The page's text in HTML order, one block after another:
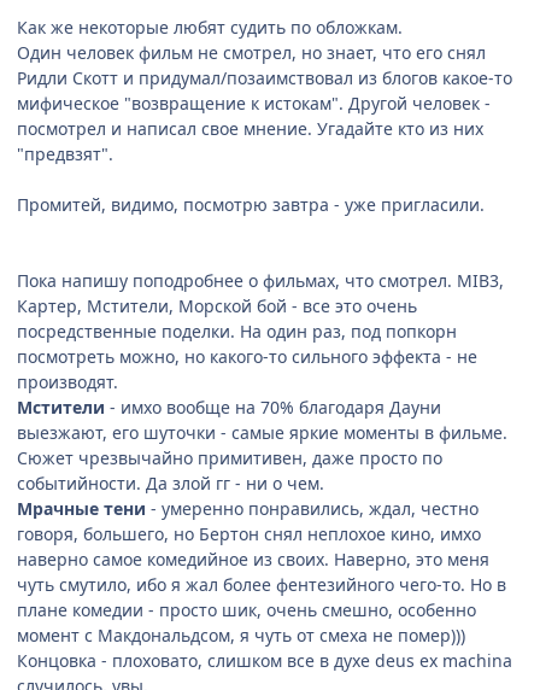
Как же некоторые любят судить по обложкам.
Один человек фильм не смотрел, но знает, что его снял
Ридли Скотт и придумал/позаимствовал из блогов какое-то
мифическое "возвращение к истокам". Другой человек -
посмотрел и написал свое мнение. Угадайте кто из них
"предвзят".
Промитей, видимо, посмотрю завтра - уже пригласили.
Пока напишу поподробнее о фильмах, что смотрел. MIB3,
Картер, Мстители, Морской бой - все это очень
посредственные поделки. На один раз, под попкорн
посмотреть можно, но какого-то сильного эффекта - не
производят.
Мстители - имхо вообще на 70% благодаря Дауни
выезжают, его шуточки - самые яркие моменты в фильме.
Сюжет чрезвычайно примитивен, даже просто по
событийности. Да злой гг - ни о чем.
Мрачные тени - умеренно понравились, ждал, честно
говоря, большего, но Бертон снял неплохое кино, имхо
наверно самое комедийное из своих. Наверно, это меня
чуть смутило, ибо я жал более фентезийного чего-то. Но в
плане комедии - просто шик, очень смешно, особенно
момент с Макдональдсом, я чуть от смеха не помер)))
Концовка - плоховато, слишком все в духе deus ex machina